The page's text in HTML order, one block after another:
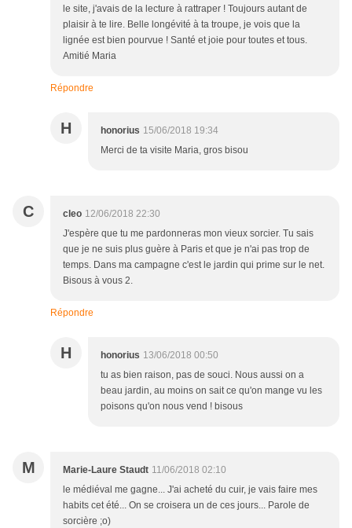
le site, j'avais de la lecture à rattraper ! Toujours autant de
plaisir à te lire. Belle longévité à ta troupe, je vois que la
lignée est bien pourvue ! Santé et joie pour toutes et tous.
Amitié Maria
Répondre
H honorius 15/06/2018 19:34
Merci de ta visite Maria, gros bisou
C cleo 12/06/2018 22:30
J'espère que tu me pardonneras mon vieux sorcier. Tu sais
que je ne suis plus guère à Paris et que je n'ai pas trop de
temps. Dans ma campagne c'est le jardin qui prime sur le net.
Bisous à vous 2.
Répondre
H honorius 13/06/2018 00:50
tu as bien raison, pas de souci. Nous aussi on a
beau jardin, au moins on sait ce qu'on mange vu les
poisons qu'on nous vend ! bisous
M Marie-Laure Staudt 11/06/2018 02:10
le médiéval me gagne... J'ai acheté du cuir, je vais faire mes
habits cet été... On se croisera un de ces jours... Parole de
sorcière ;o)